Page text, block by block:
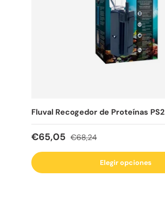
Fluval Recogedor de Proteínas PS2
Precio de venta
€65,05 Precio normal
€68,24
Elegir opciones